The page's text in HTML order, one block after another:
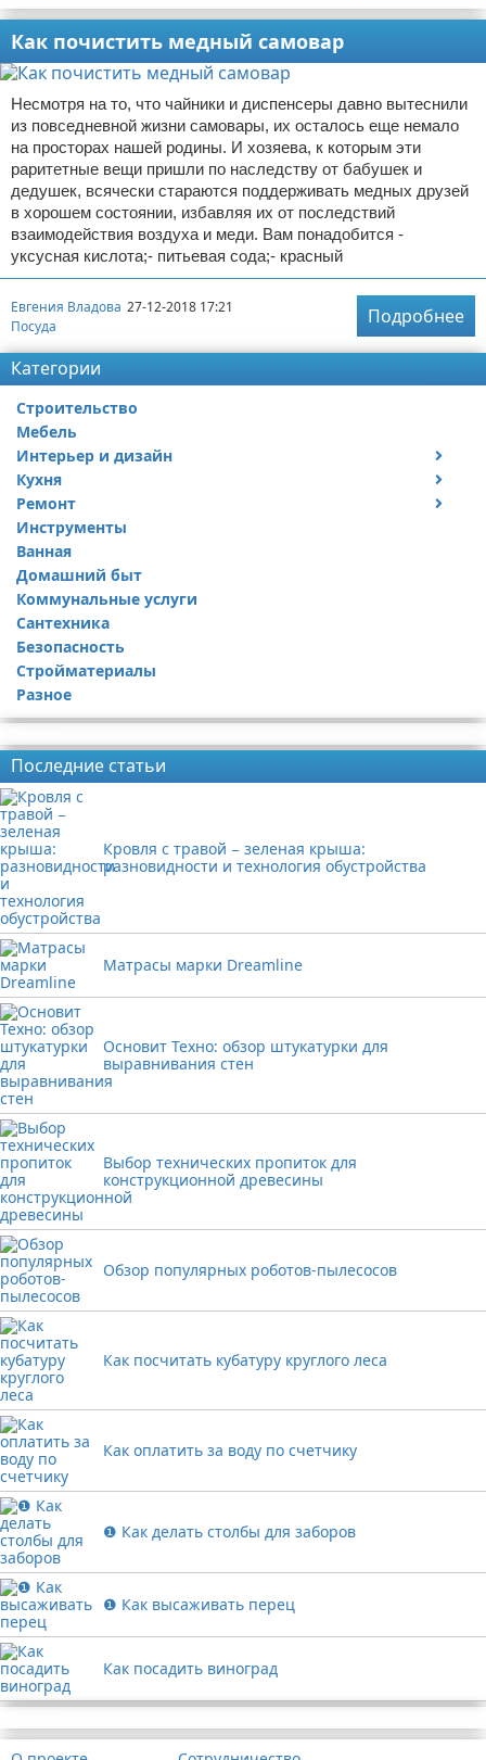
Как почистить медный самовар
Несмотря на то, что чайники и диспенсеры давно вытеснили
из повседневной жизни самовары, их осталось еще немало
на просторах нашей родины. И хозяева, к которым эти
раритетные вещи пришли по наследству от бабушек и
дедушек, всячески стараются поддерживать медных друзей
в хорошем состоянии, избавляя их от последствий
взаимодействия воздуха и меди. Вам понадобится -
уксусная кислота;- питьевая сода;- красный
Евгения Владова 27-12-2018 17:21
Посуда
Подробнее
Категории
Строительство
Мебель
Интерьер и дизайн
Дизайн дачи
Дизайн квартиры
Кухня
Посуда
Ремонт
Ремонт дачи
Ремонт квартиры
Инструменты
Ванная
Домашний быт
Коммунальные услуги
Сантехника
Безопасность
Стройматериалы
Разное
Последние статьи
Кровля с травой − зеленая крыша:
разновидности и технология обустройства
Матрасы марки Dreamline
Основит Техно: обзор штукатурки для
выравнивания стен
Выбор технических пропиток для
конструкционной древесины
Обзор популярных роботов-пылесосов
Как посчитать кубатуру круглого леса
Как оплатить за воду по счетчику
❶ Как делать столбы для заборов
❶ Как высаживать перец
Как посадить виноград